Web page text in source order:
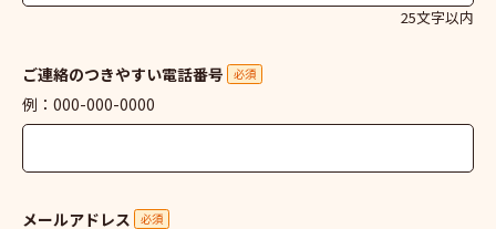
25文字以内
ご連絡のつきやすい電話番号 必須
例：000-000-0000
メールアドレス 必須